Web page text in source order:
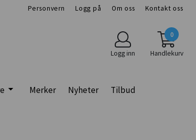
Personvern Logg på Om oss Kontakt oss
Logg inn
0
Handlekurv
Merker Nyheter Tilbud